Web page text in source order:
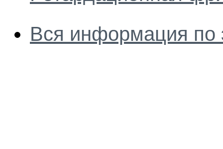
Вся информация по